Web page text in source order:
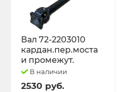
Вал 72-2203010
кардан.пер.моста
и промежут.
В наличии
2530 руб.